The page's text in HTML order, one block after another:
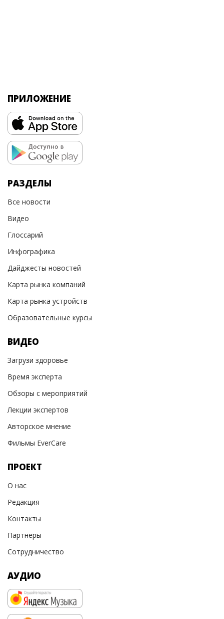
ПРИЛОЖЕНИЕ
РАЗДЕЛЫ
Все новости
Видео
Глоссарий
Инфографика
Дайджесты новостей
Карта рынка компаний
Карта рынка устройств
Образовательные курсы
ВИДЕО
Загрузи здоровье
Время эксперта
Обзоры с мероприятий
Лекции экспертов
Авторское мнение
Фильмы EverCare
ПРОЕКТ
О нас
Редакция
Контакты
Партнеры
Сотрудничество
АУДИО